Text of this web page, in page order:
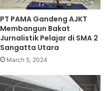
PT PAMA Gandeng AJKT
Membangun Bakat
Jurnalistik Pelajar di SMA 2
Sangatta Utara
March 5, 2024